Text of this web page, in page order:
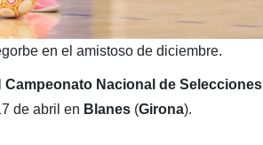
en el amistoso de diciembre.
Campeonato Nacional de Selecciones
de abril en Blanes(Girona).